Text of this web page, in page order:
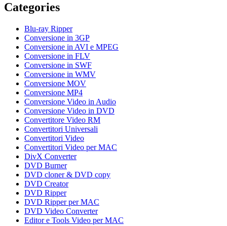
Categories
Blu-ray Ripper
Conversione in 3GP
Conversione in AVI e MPEG
Conversione in FLV
Conversione in SWF
Conversione in WMV
Conversione MOV
Conversione MP4
Conversione Video in Audio
Conversione Video in DVD
Convertitore Video RM
Convertitori Universali
Convertitori Video
Convertitori Video per MAC
DivX Converter
DVD Burner
DVD cloner & DVD copy
DVD Creator
DVD Ripper
DVD Ripper per MAC
DVD Video Converter
Editor e Tools Video per MAC